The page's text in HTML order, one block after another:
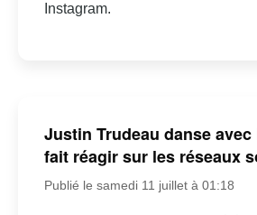
Instagram.
Justin Trudeau danse
fait réagir sur les réseaux
Publié le samedi 11 juillet à 01:18